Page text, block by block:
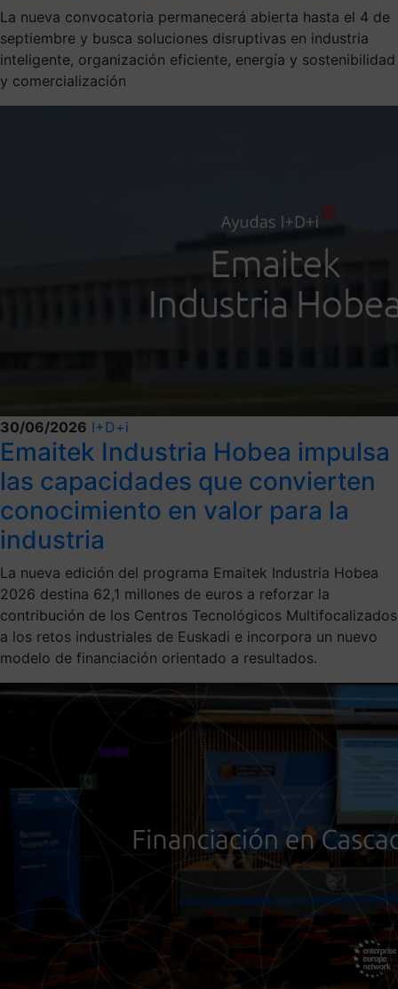
La nueva convocatoria permanecerá abierta hasta el 4 de
septiembre y busca soluciones disruptivas en industria
inteligente, organización eficiente, energía y sostenibilidad
y comercialización
30/06/2026 I+D+i
Emaitek Industria Hobea impulsa
las capacidades que convierten
conocimiento en valor para la
industria
La nueva edición del programa Emaitek Industria Hobea
2026 destina 62,1 millones de euros a reforzar la
contribución de los Centros Tecnológicos Multifocalizados
a los retos industriales de Euskadi e incorpora un nuevo
modelo de financiación orientado a resultados.